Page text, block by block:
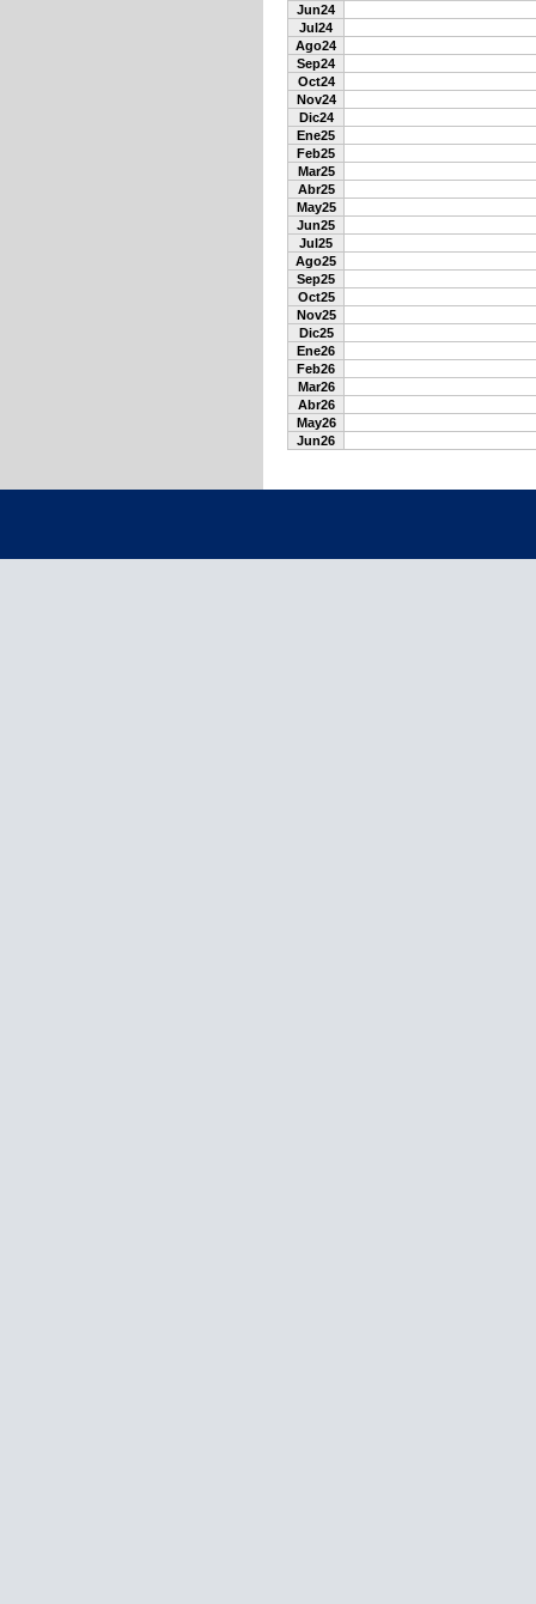
Jun24
Jul24
Ago24
Sep24
Oct24
Nov24
Dic24
Ene25
Feb25
Mar25
Abr25
May25
Jun25
Jul25
Ago25
Sep25
Oct25
Nov25
Dic25
Ene26
Feb26
Mar26
Abr26
May26
Jun26